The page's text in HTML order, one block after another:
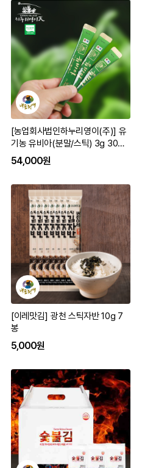
[농업회사법인하누리영이(주)] 유
기농 유비아(분말/스틱) 3g 30봉
유기가공인증
54,000원
[이레맛김] 광천 스틱자반 10g 7
봉
5,000원